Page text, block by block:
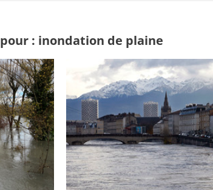
: inondation de plaine